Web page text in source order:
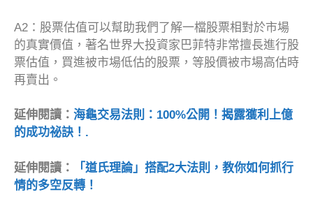
A2：股票估值可以幫助我們了解一檔股票相對於市場
的真實價值，著名世界大投資家巴菲特非常擅長進行股
票估值，買進被市場低估的股票，等股價被市場高估時
再賣出。
延伸閱讀： 海龜交易法則：100%公開！揭露獲利上億
的成功祕訣！.
延伸閱讀：
「道氏理論」搭配2大法則，教你如何抓行
情的多空反轉！